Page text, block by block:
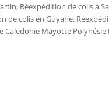
, Réexpédition de colis à
de colis en Guyane,
Mayotte